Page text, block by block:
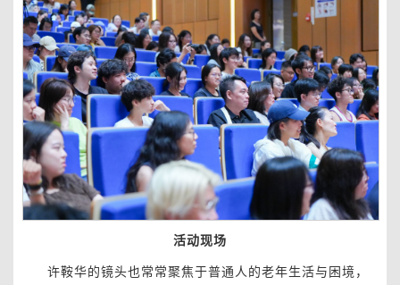
活动现场
许鞍华的镜头也常常聚焦于普通人的老年生活与困境，